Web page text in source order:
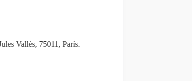
Vallès, 75011, París.